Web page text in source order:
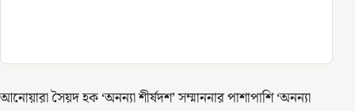
আনোয়ারা সৈয়দ হক ‘অনন্যা শীর্ষদশ’ সম্মাননার পাশাপাশি ‘অনন্যা